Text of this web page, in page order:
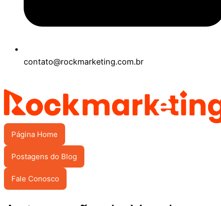
contato@rockmarketing.com.br
Página Home
Postagens do Blog
Fale Conosco